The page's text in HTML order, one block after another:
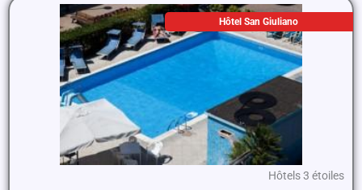
Hôtel San Giuliano
Hôtels 3 étoiles